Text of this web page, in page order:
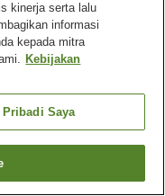
penjual otomatis
Tokunoyado Fubuan
kinerja serta lalu
informasi
kepada mitra
Kebijakan
Saya